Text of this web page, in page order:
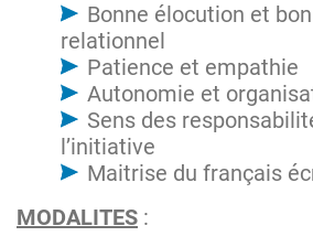
Bonne élocution et
relationnel
Patience et empathie
Autonomie et
Sens des
l’initiative
Maitrise du français
MODALITES :